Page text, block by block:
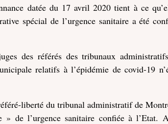
datée du 17 avril 2020 tient à ce
spécial de l’urgence sanitaire a été
des référés des tribunaux
relatifs à l’épidémie de covid-19
liberté du tribunal administratif de
de l’urgence sanitaire confiée à l’Etat.